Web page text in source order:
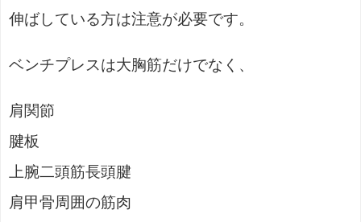
伸ばしている方は注意が必要です。
ベンチプレスは大胸筋だけでなく、
肩関節
腱板
上腕二頭筋長頭腱
肩甲骨周囲の筋肉